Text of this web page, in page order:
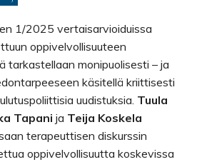
1/2025 vertaisarvioiduissa
oppivelvollisuuteen
tarkastellaan monipuolisesti – ja
käsitellä kriittisesti
uudistuksia. Tuula
Tapani ja Teija Koskela
terapeuttisen diskurssin
oppivelvollisuutta koskevissa